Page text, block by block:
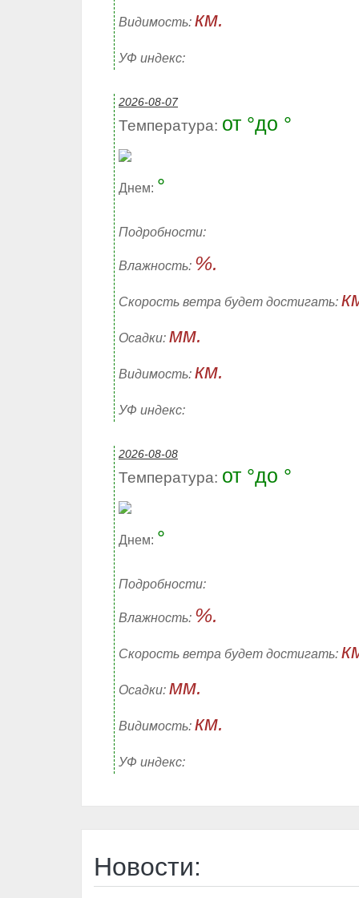
Видимость: км.
УФ индекс:
2026-08-07
Температура: от °до °
Днем: °
Подробности:
Влажность: %.
Скорость ветра будет достигать:
Осадки: мм.
Видимость: км.
УФ индекс:
2026-08-08
Температура: от °до °
Днем: °
Подробности:
Влажность: %.
Скорость ветра будет достигать:
Осадки: мм.
Видимость: км.
УФ индекс:
Новости: